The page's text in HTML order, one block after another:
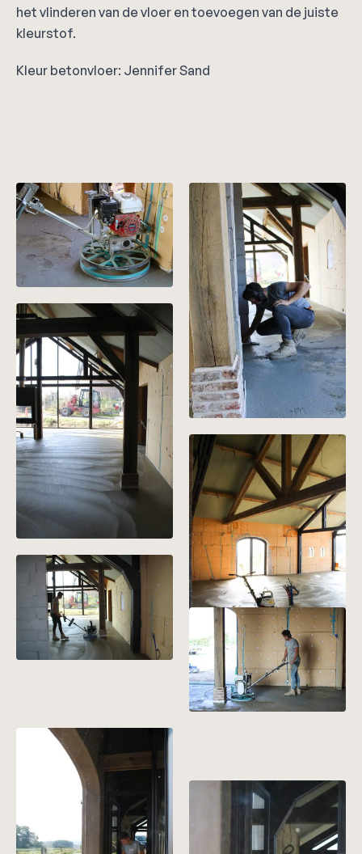
het vlinderen van de vloer en toevoegen van de juiste
kleurstof.
Kleur betonvloer: Jennifer Sand